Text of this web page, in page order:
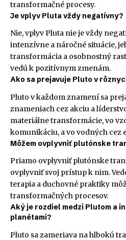
transformačné procesy.
Je vplyv Pluta vždy negatívny?
Nie, vplyv Pluta nie je vždy
intenzívne a náročné situácie,
transformácia a osobnostný
vedú k pozitívnym zmenám.
Ako sa prejavuje Pluto v
Pluto v každom znamení sa
znameniach cez akciu a
materiálne transformácie, vo
komunikáciu, a vo vodných cez
Môžem ovplyvniť plutónske
Priamo ovplyvniť plutónske
ovplyvniť svoj prístup k nim.
terapia a duchovné praktiky
transformačných procesov.
Aký je rozdiel medzi Plutom a
planétami?
Pluto sa zameriava na hlbokú